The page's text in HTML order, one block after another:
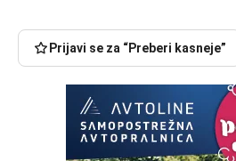
Prijavi se za “Preberi kasneje”